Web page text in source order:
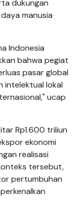
dukungan
manusia
Indonesia
bahwa pegiat
pasar global
intelektual lokal
ucap
Rp1.600 triliun
ekonomi
realisasi
tersebut,
pertumbuhan